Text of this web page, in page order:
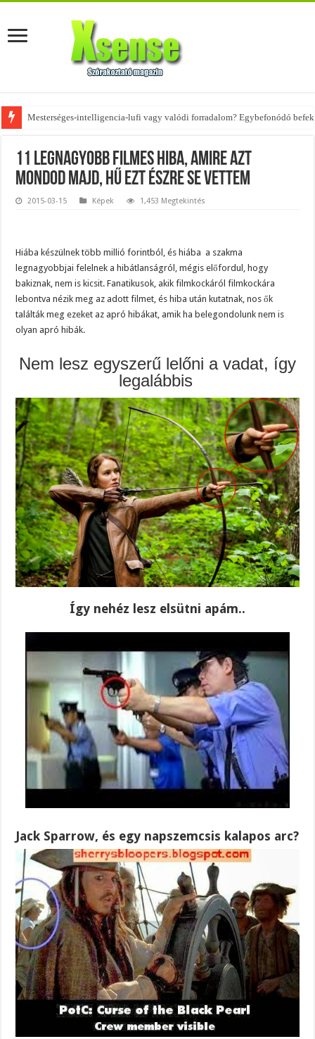
Az övtáskák továbbra is trendik – nézd meg, milyen stílusokhoz illenek!
11 legnagyobb filmes hiba, amire azt
mondod majd, hű ezt észre se vettem
2015-03-15 Képek 1,453 Megtekintés
Hiába készülnek több millió forintból, és hiába a szakma
legnagyobbjai felelnek a hibátlanságról, mégis előfordul, hogy
bakiznak, nem is kicsit. Fanatikusok, akik filmkockáról filmkockára
lebontva nézik meg az adott filmet, és hiba után kutatnak, nos ők
találták meg ezeket az apró hibákat, amik ha belegondolunk nem is
olyan apró hibák.
Nem lesz egyszerű lelőni a vadat, így
legalábbis
Így nehéz lesz elsütni apám..
Jack Sparrow, és egy napszemcsis kalapos arc?